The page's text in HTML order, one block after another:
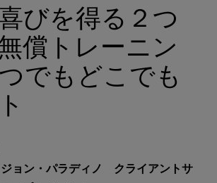
びを得る２つ
償トレーニン
でもどこでも
ョン・パラディノ クライアントサ